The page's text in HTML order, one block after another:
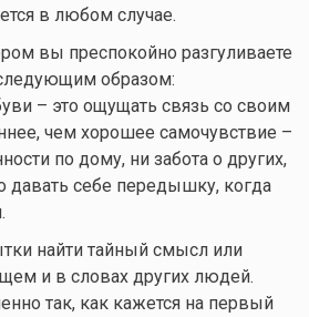
в любом случае.
вы преспокойно разгуливаете
образом:
– это ощущать связь со своим
чем хорошее самочувствие –
по дому, ни забота о других,
давать себе передышку, когда
найти тайный смысл или
и в словах других людей.
так, как кажется на первый